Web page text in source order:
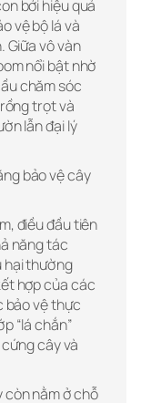
bởi hiệu quả
vệ bộ lá và
Giữa vô vàn
nổi bật nhờ
chăm sóc
trọt và
lẫn đại lý
bảo vệ cây
điều đầu tiên
năng tác
hại thường
hợp của các
bảo vệ thực
“lá chắn”
cây và
nằm ở chỗ